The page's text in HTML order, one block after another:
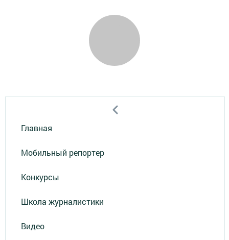
Главная
Мобильный репортер
Конкурсы
Школа журналистики
Видео